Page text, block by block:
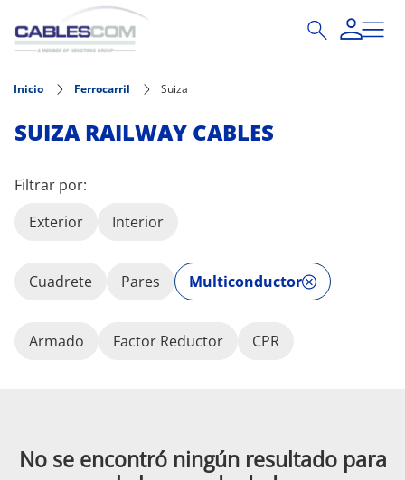
Pasar al contenido principal
Inicio Ferrocarril Suiza
SUIZA RAILWAY CABLES
Filtrar por:
Exterior
Interior
Cuadrete Pares Multiconductor
Armado Factor Reductor CPR
No se encontró ningún resultado para